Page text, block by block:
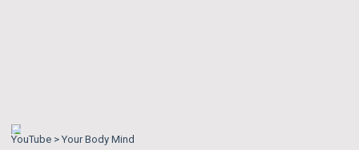
YouTube > Your Body Mind